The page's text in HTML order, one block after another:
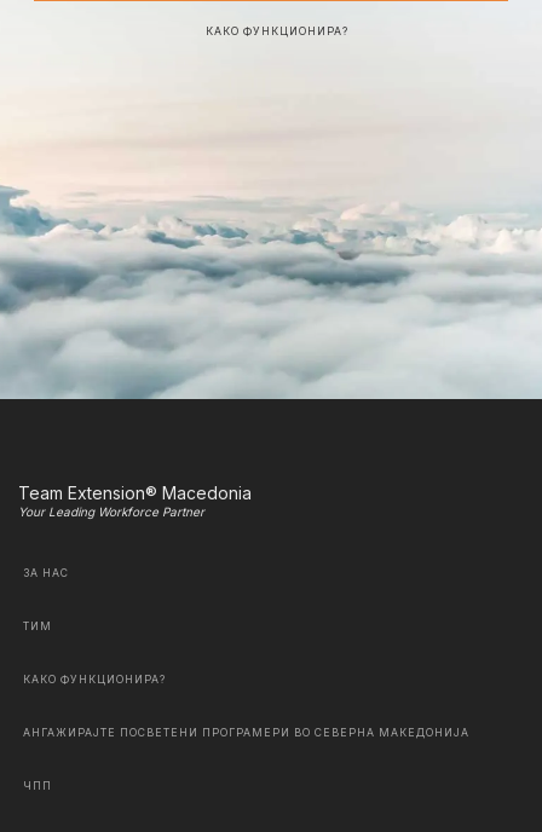
КАКО ФУНКЦИОНИРА?
Team Extension® Macedonia
Your Leading Workforce Partner
ЗА НАС
ТИМ
КАКО ФУНКЦИОНИРА?
АНГАЖИРАЈТЕ ПОСВЕТЕНИ ПРОГРАМЕРИ ВО СЕВЕРНА МАКЕДОНИЈА
ЧПП